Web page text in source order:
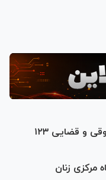
دادستان تهران به مشکلات حقوقی و قضایی ۱۲۳
مرکزی زنان